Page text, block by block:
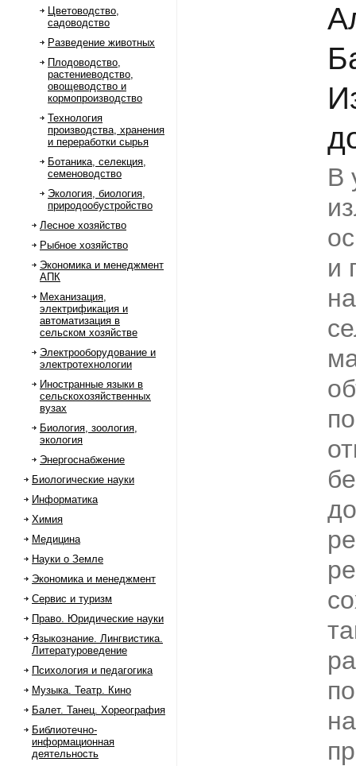
Цветоводство,
садоводство
Разведение животных
Плодоводство,
растениеводство,
овощеводство и
кормопроизводство
Технология
производства, хранения
и переработки сырья
Ботаника, селекция,
семеноводство
Экология, биология,
природообустройство
Лесное хозяйство
Рыбное хозяйство
Экономика и менеджмент
АПК
Механизация,
электрификация и
автоматизация в
сельском хозяйстве
Электрооборудование и
электротехнологии
Иностранные языки в
сельскохозяйственных
вузах
Биология, зоология,
экология
Энергоснабжение
Биологические науки
Информатика
Химия
Медицина
Науки о Земле
Экономика и менеджмент
Сервис и туризм
Право. Юридические науки
Языкознание. Лингвистика.
Литературоведение
Психология и педагогика
Музыка. Театр. Кино
Балет. Танец. Хореография
Библиотечно-
информационная
деятельность
В
и